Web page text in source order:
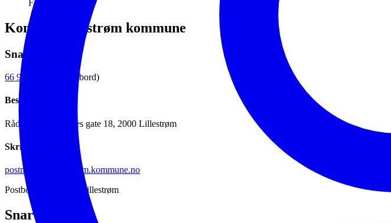
Fetsund
Kontakt Lillestrøm kommune
Snakk med oss
66 93 80 00 (sentralbord)
Besøk oss
Rådhuset, Jonas Lies gate 18, 2000 Lillestrøm
Skriv til oss
postmottak@lillestrom.kommune.no
Postboks 313, 2001 Lillestrøm
Snarveier